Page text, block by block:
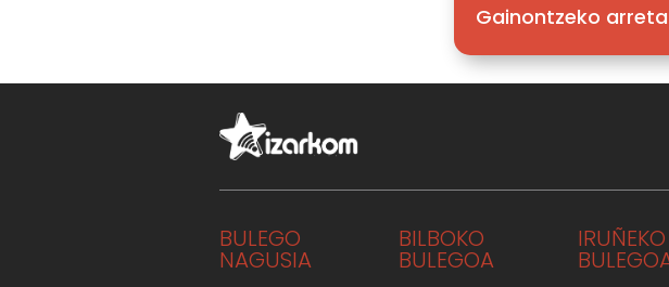
Gainontzeko
BULEGO
NAGUSIA
BILBOKO
BULEGOA
IRUÑEKO